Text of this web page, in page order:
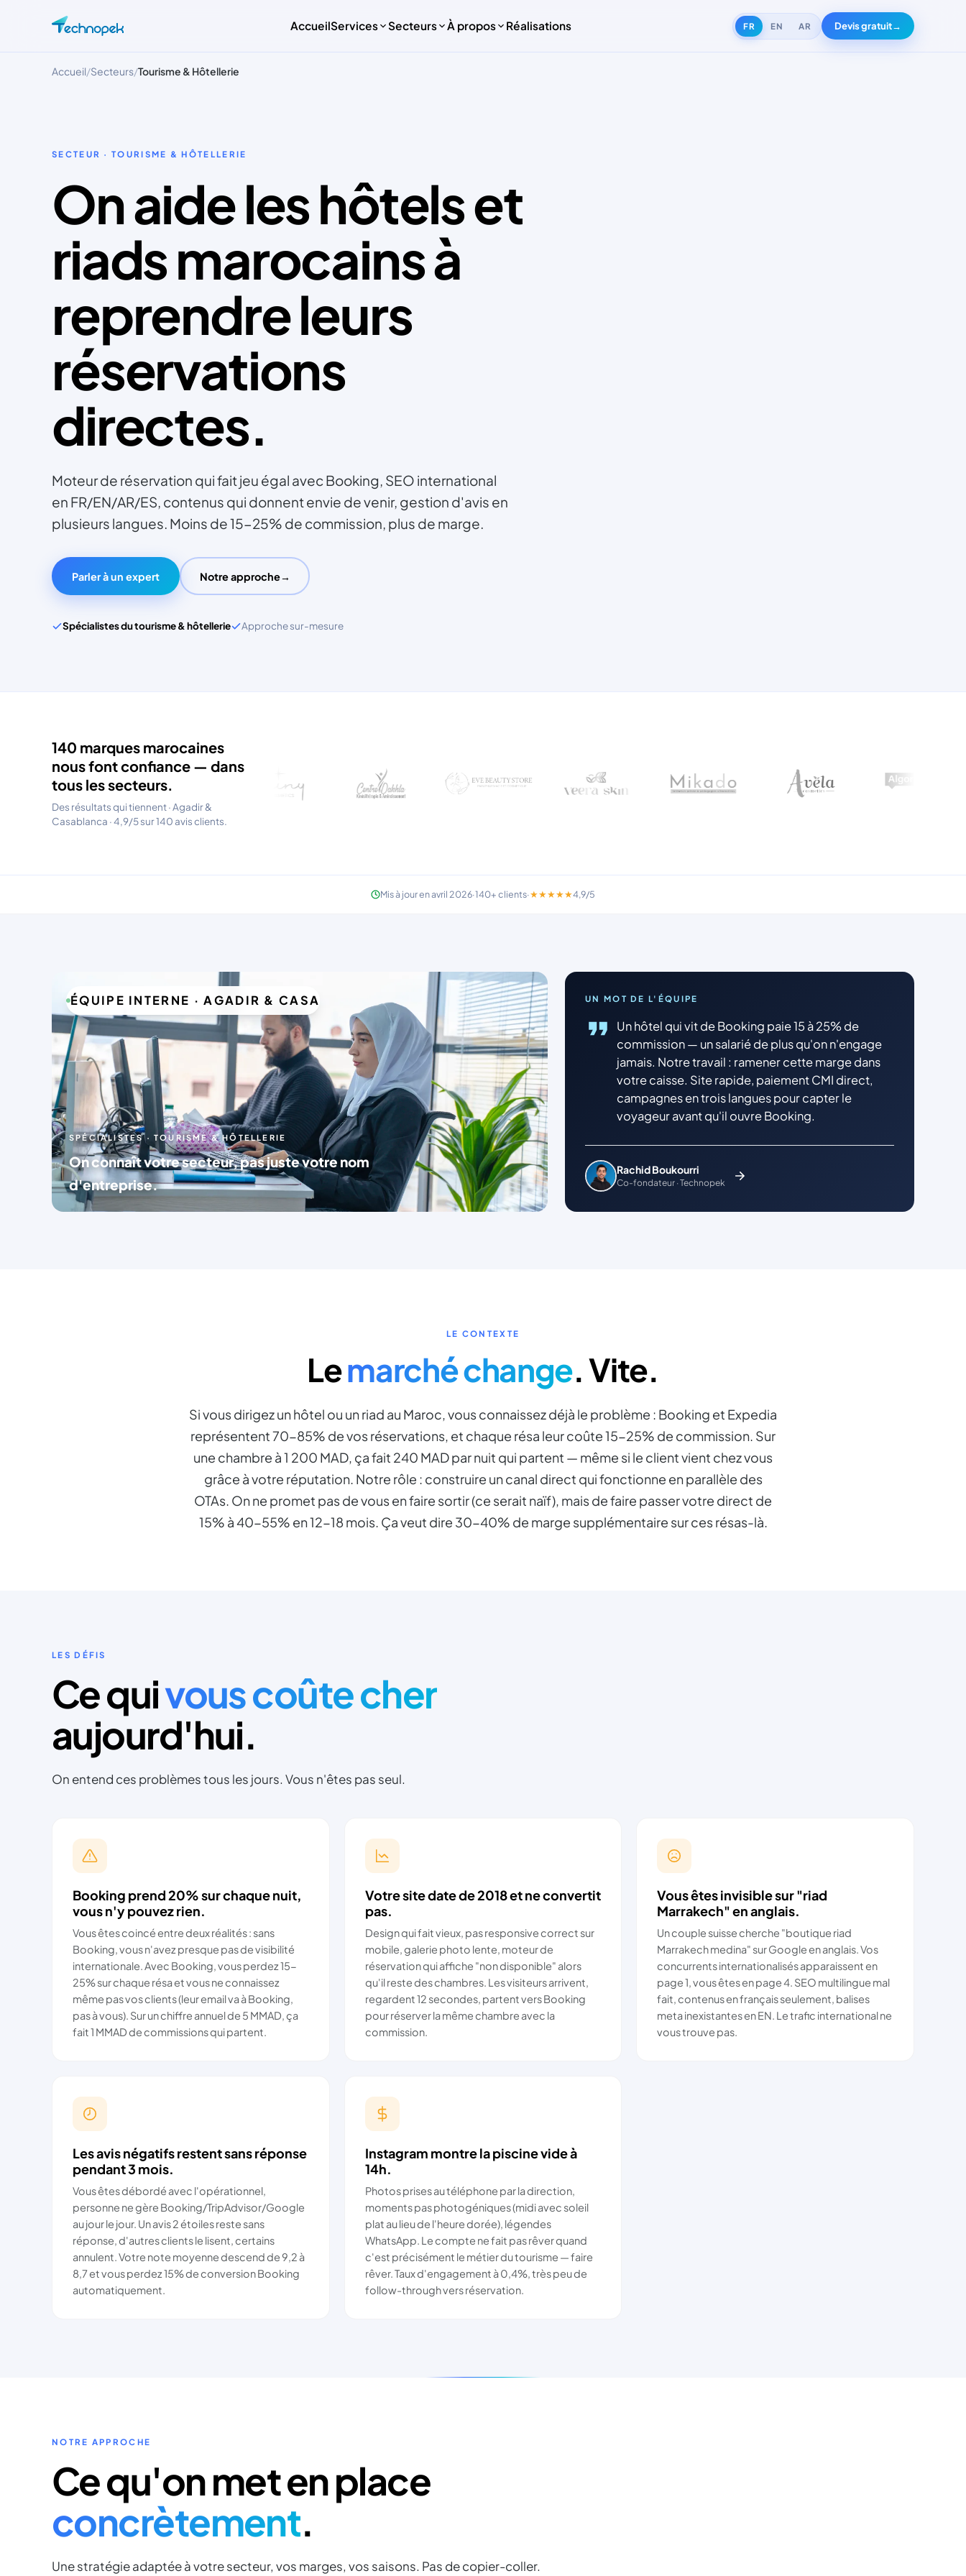
AccueilServices Secteurs À propos Réalisations FR EN AR Devis gratuit→
Accueil/Secteurs/Tourisme & Hôtellerie
SECTEUR · TOURISME & HÔTELLERIE
On aide les hôtels et
riads marocains à
reprendre leurs
réservations
directes.
Moteur de réservation qui fait jeu égal avec Booking, SEO international
en FR/EN/AR/ES, contenus qui donnent envie de venir, gestion d'avis en
plusieurs langues. Moins de 15-25% de commission, plus de marge.
Parler à un expert Notre approche→
Spécialistes du tourisme & hôtellerie Approche sur-mesure
140 marques marocaines
nous font confiance — dans
tous les secteurs.
Des résultats qui tiennent · Agadir &
Casablanca · 4,9/5 sur 140 avis clients.
Mis à jour en avril 2026·140+clients·★★★★★4,9/5
ÉQUIPE INTERNE · AGADIR & CASA
SPÉCIALISTES · TOURISME & HÔTELLERIE
On connaît votre secteur, pas juste votre nom
d'entreprise.
UN MOT DE L'ÉQUIPE
Un hôtel qui vit de Booking paie 15 à 25% de
commission — un salarié de plus qu'on n'engage
jamais. Notre travail : ramener cette marge dans
votre caisse. Site rapide, paiement CMI direct,
campagnes en trois langues pour capter le
voyageur avant qu'il ouvre Booking.
Rachid Boukourri
Co-fondateur · Technopek
LE CONTEXTE
Lemarché change. Vite.
Si vous dirigez un hôtel ou un riad au Maroc, vous connaissez déjà le problème : Booking et Expedia
représentent 70-85% de vos réservations, et chaque résa leur coûte 15-25% de commission. Sur
une chambre à 1 200 MAD, ça fait 240 MAD par nuit qui partent — même si le client vient chez vous
grâce à votre réputation. Notre rôle : construire un canal direct qui fonctionne en parallèle des
OTAs. On ne promet pas de vous en faire sortir (ce serait naïf), mais de faire passer votre direct de
15% à 40-55% en 12-18 mois. Ça veut dire 30-40% de marge supplémentaire sur ces résas-là.
LES DÉFIS
Ce quivous coûte cher
aujourd'hui.
On entend ces problèmes tous les jours. Vous n'êtes pas seul.
Booking prend 20% sur chaque nuit,
vous n'y pouvez rien.
Vous êtes coincé entre deux réalités : sans
Booking, vous n'avez presque pas de visibilité
internationale. Avec Booking, vous perdez 15-
25% sur chaque résa et vous ne connaissez
même pas vos clients (leur email va à Booking,
pas à vous). Sur un chiffre annuel de 5 MMAD, ça
fait 1 MMAD de commissions qui partent.
Votre site date de 2018 et ne convertit
pas.
Design qui fait vieux, pas responsive correct sur
mobile, galerie photo lente, moteur de
réservation qui affiche "non disponible" alors
qu'il reste des chambres. Les visiteurs arrivent,
regardent 12 secondes, partent vers Booking
pour réserver la même chambre avec la
commission.
Vous êtes invisible sur "riad
Marrakech" en anglais.
Un couple suisse cherche "boutique riad
Marrakech medina" sur Google en anglais. Vos
concurrents internationalisés apparaissent en
page 1, vous êtes en page 4. SEO multilingue mal
fait, contenus en français seulement, balises
meta inexistantes en EN. Le trafic international ne
vous trouve pas.
Les avis négatifs restent sans réponse
pendant 3 mois.
Vous êtes débordé avec l'opérationnel,
personne ne gère Booking/TripAdvisor/Google
au jour le jour. Un avis 2 étoiles reste sans
réponse, d'autres clients le lisent, certains
annulent. Votre note moyenne descend de 9,2 à
8,7 et vous perdez 15% de conversion Booking
automatiquement.
Instagram montre la piscine vide à
14h.
Photos prises au téléphone par la direction,
moments pas photogéniques (midi avec soleil
plat au lieu de l'heure dorée), légendes
WhatsApp. Le compte ne fait pas rêver quand
c'est précisément le métier du tourisme — faire
rêver. Taux d'engagement à 0,4%, très peu de
follow-through vers réservation.
NOTRE APPROCHE
Ce qu'on met en place
concrètement.
Une stratégie adaptée à votre secteur, vos marges, vos saisons. Pas de copier-coller.